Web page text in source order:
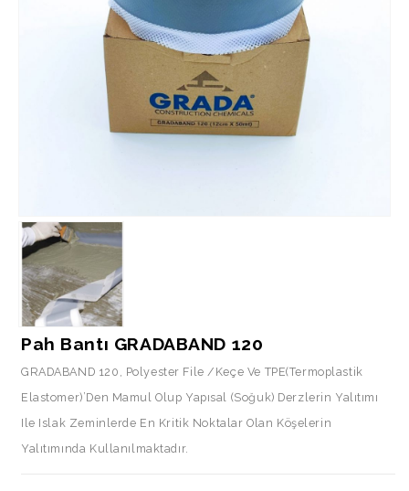
Pah Bantı GRADABAND 120
GRADABAND 120, Polyester File /keçe Ve TPE(termoplastik
Elastomer)’den Mamul Olup Yapısal (soğuk) Derzlerin Yalıtımı
Ile Islak Zeminlerde En Kritik Noktalar Olan Köşelerin
Yalıtımında Kullanılmaktadır.